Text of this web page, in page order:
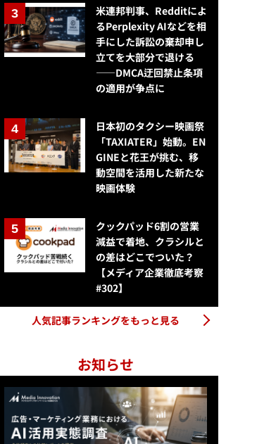
米連邦判事、Redditによ
るPerplexity AIなどを相
手にした訴訟の棄却申し
立てを大部分で退ける
——DMCA迂回禁止条項
の適用が争点に
日本初のタクシー映画祭
「TAXIATER」始動。EN
GINEと花王が挑む、移
動空間を活用した新たな
映画体験
クックパッド6割の営業
減益で着地、クラシルと
の差はどこでついた？
【メディア企業徹底考察
#302】
人気記事ランキングをもっと見る
お知らせ